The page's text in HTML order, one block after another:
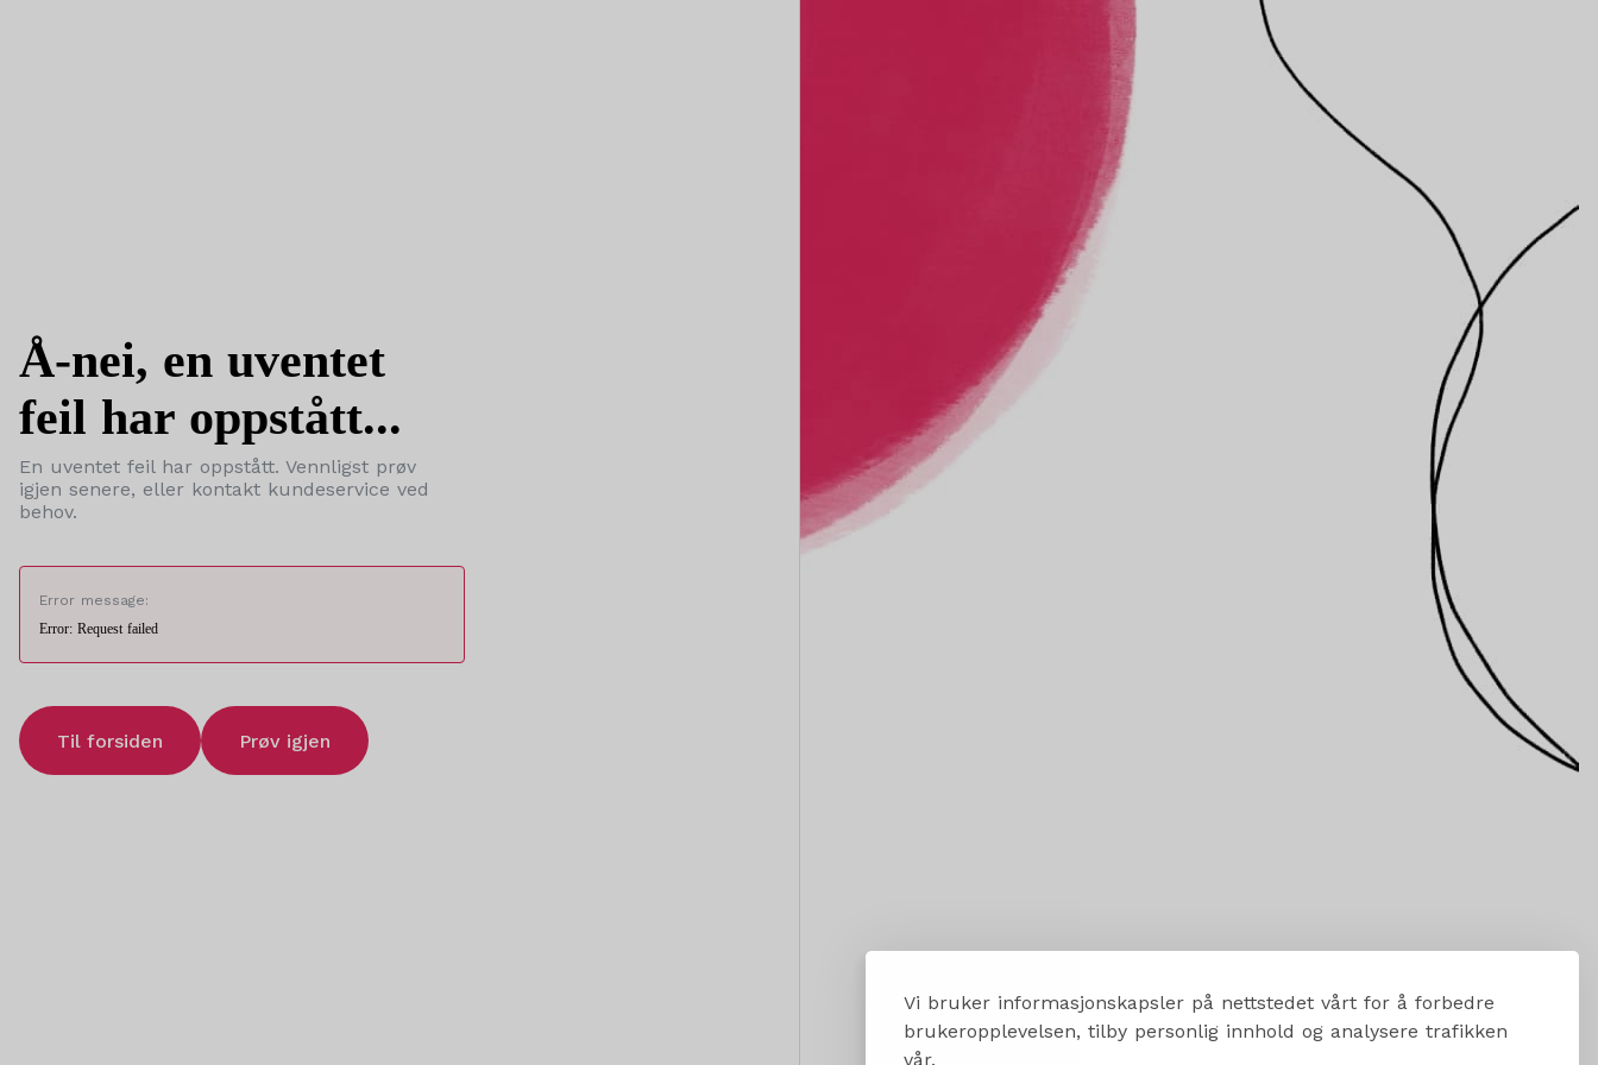
Vi bruker informasjonskapsler på nettstedet vårt for å forbedre
brukeropplevelsen, tilby personlig innhold og analysere trafikken
vår.
Å-nei, en uventet
feil har oppstått...
En uventet feil har oppstått. Vennligst prøv
igjen senere, eller kontakt kundeservice ved
behov.
Error message:
Error: Request failed
Til forsiden Prøv igjen